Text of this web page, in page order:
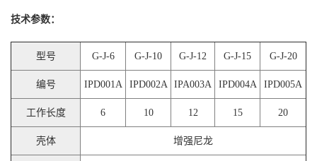
技术参数：
型号 G-J-6 G-J-10 G-J-12 G-J-15 G-J-20
编号 IPD001A IPD002A IPA003A IPD004A IPD005A
工作长度 6 10 12 15 20
壳体 增强尼龙